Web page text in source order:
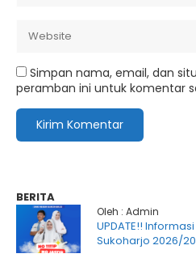
Simpan nama, email, dan
peramban ini untuk komentar
BERITA
Oleh : Admin
UPDATE!!
Sukoharjo 2026/